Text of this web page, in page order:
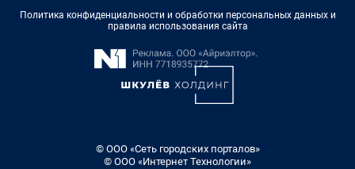
Политика конфиденциальности и обработки персональных данных и
правила использования сайта
© ООО «Сеть городских порталов»
© ООО «Интернет Технологии»